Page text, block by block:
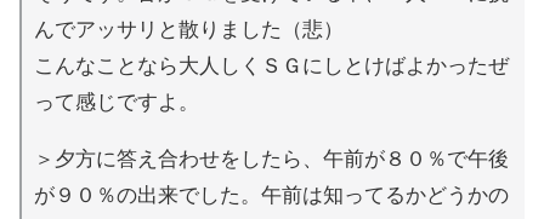
んでアッサリと散りました（悲）
こんなことなら大人しくＳＧにしとけばよかったぜ
って感じですよ。
＞夕方に答え合わせをしたら、午前が８０％で午後
が９０％の出来でした。午前は知ってるかどうかの